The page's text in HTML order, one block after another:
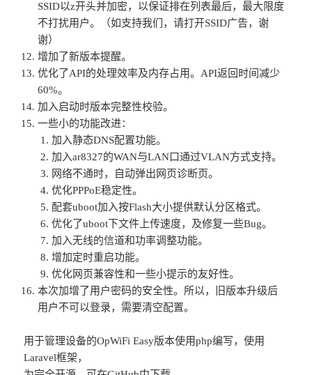
SSID以z开头并加密，以保证排在列表最后，最大限度
不打扰用户。（如支持我们，请打开SSID广告，谢
谢）
增加了新版本提醒。
优化了API的处理效率及内存占用。API返回时间减少
60%。
加入启动时版本完整性校验。
一些小的功能改进：
加入静态DNS配置功能。
加入ar8327的WAN与LAN口通过VLAN方式支持。
网络不通时，自动弹出网页诊断页。
优化PPPoE稳定性。
配套uboot加入按Flash大小提供默认分区格式。
优化了uboot下文件上传速度，及修复一些Bug。
加入无线的信道和功率调整功能。
增加定时重启功能。
优化网页兼容性和一些小提示的友好性。
本次加增了用户密码的安全性。所以，旧版本升级后
用户不可以登录，需要清空配置。
用于管理设备的OpWiFi Easy版本使用php编写，使用
Laravel框架，